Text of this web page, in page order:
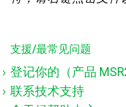
支援/最常见问题
登记你的（产品
联系技术支持